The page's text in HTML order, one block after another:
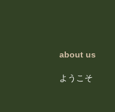
about us
ようこそ